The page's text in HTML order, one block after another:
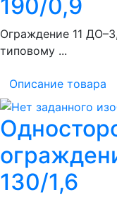
190/0,9
Ограждение 11
типовому ...
Описание товара
130/1,6